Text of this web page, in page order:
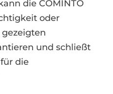
die COMINTO
oder
und schließt
die